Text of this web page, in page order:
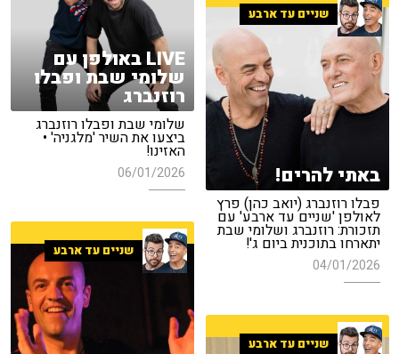
LIVE באולפן עם
שלומי שבת ופבלו
רוזנברג
שלומי שבת ופבלו רוזנברג
ביצעו את השיר 'מלגניה' •
האזינו!
06/01/2026
שניים עד ארבע
באתי להרים!
פבלו רוזנברג (יואב כהן) פרץ
לאולפן 'שניים עד ארבע' עם
תזכורת: רוזנברג ושלומי שבת
יתארחו בתוכנית ביום ג'!
04/01/2026
שניים עד ארבע
שניים עד ארבע